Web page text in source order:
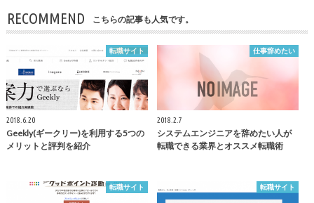
RECOMMEND こちらの記事も人気です。
転職サイト
2018.6.20
Geekly(ギークリー)を利用する5つの
メリットと評判を紹介
仕事辞めたい
2018.2.7
システムエンジニアを辞めたい人が
転職できる業界とオススメ転職術
転職サイト 転職サイト